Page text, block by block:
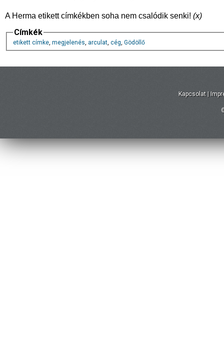
A Herma etikett címkékben soha nem csalódik senki! (x)
Címkék
etikett címke, megjelenés, arculat, cég, Gödöllő
Kapcsolat |